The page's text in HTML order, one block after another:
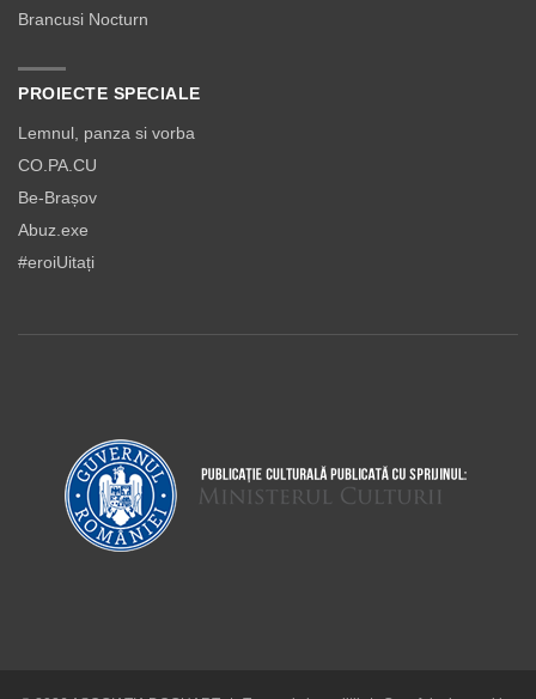
Brancusi Nocturn
PROIECTE SPECIALE
Lemnul, panza si vorba
CO.PA.CU
Be-Brașov
Abuz.exe
#eroiUitați